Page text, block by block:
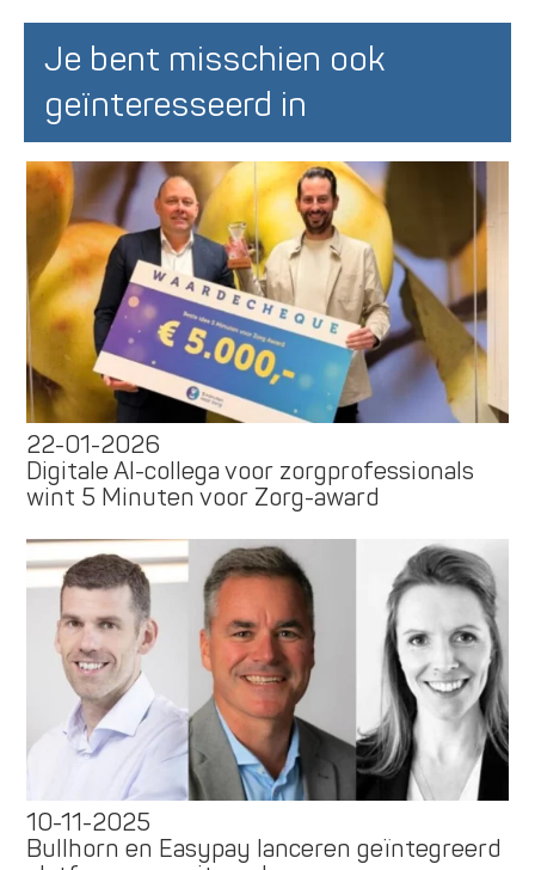
Je bent misschien ook
geïnteresseerd in
22-01-2026
Digitale AI-collega voor zorgprofessionals
wint 5 Minuten voor Zorg-award
10-11-2025
Bullhorn en Easypay lanceren geïntegreerd